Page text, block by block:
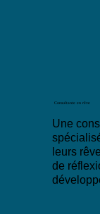
Consultante en rêve
Une
leurs
de